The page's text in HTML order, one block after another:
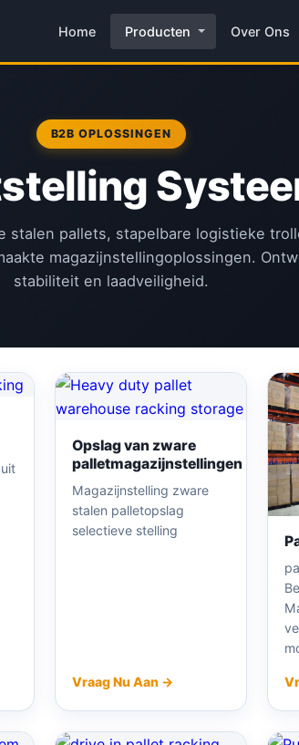
Home Producten Over Ons
B2B OPLOSSINGEN
stalen pallets, stapelbare logistieke
magazijnstellingoplossingen.
stabiliteit en laadveiligheid.
Opslag van zware
palletmagazijnstellingen
Magazijnstelling zware
stalen palletopslag
selectieve stelling
Vraag Nu Aan →